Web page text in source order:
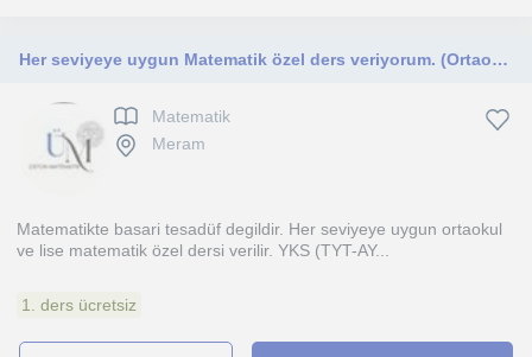
Her seviyeye uygun Matematik özel ders veriyorum. (Ortaokul ve lise)
Matematik
Meram
Matematikte basari tesadüf degildir. Her seviyeye uygun ortaokul
ve lise matematik özel dersi verilir. YKS (TYT-AY...
1. ders ücretsiz